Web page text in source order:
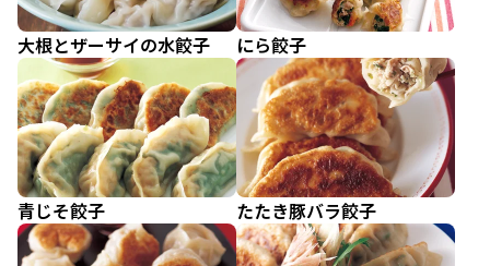
大根とザーサイの水餃子 にら餃子
青じそ餃子 たたき豚バラ餃子